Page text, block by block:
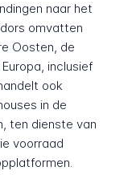
naar het
omvatten
Oosten, de
inclusief
ook
in de
ten dienste van
voorraad